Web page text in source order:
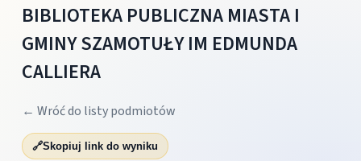
BIBLIOTEKA PUBLICZNA MIASTA I
GMINY SZAMOTUŁY IM EDMUNDA
CALLIERA
← Wróć do listy podmiotów
🔗Skopiuj link do wyniku